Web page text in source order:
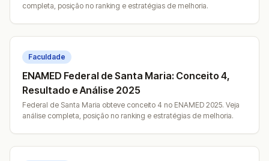
completa, posição no ranking e estratégias de melhoria.
Faculdade
ENAMED Federal de Santa Maria: Conceito 4,
Resultado e Análise 2025
Federal de Santa Maria obteve conceito 4 no ENAMED 2025. Veja
análise completa, posição no ranking e estratégias de melhoria.